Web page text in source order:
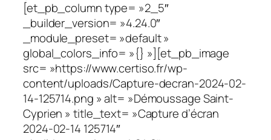
[et_pb_column type= »2_5″
_builder_version= »4.24.0″
_module_preset= »default »
global_colors_info= »{} »][et_pb_image
src= »https://www.certiso.fr/wp-
content/uploads/Capture-decran-2024-02-
14-125714.png » alt= »Démoussage Saint-
Cyprien » title_text= »Capture d’écran
2024-02-14 125714″